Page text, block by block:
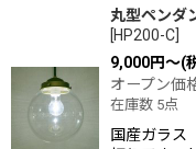
丸型ペン
[HP200-C
9,000円～(
オープン価
在庫数 5点
国産ガラス